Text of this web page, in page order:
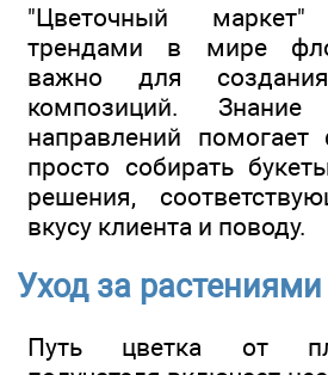
"Цветочный
трендами в мире
важно для
композиций. Знание
направлений
просто собирать
решения,
вкусу клиента и поводу.
Уход за
Путь цветка от